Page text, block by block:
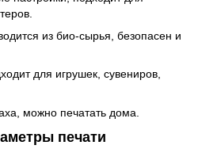
из био-сырья, безопасен и
для игрушек, сувениров,
можно печатать дома.
печати